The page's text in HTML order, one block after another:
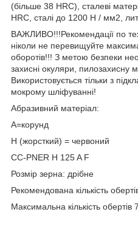
(більше 38 HRC), сталеві
HRC, сталі до 1200 Н / мм2,
ВАЖЛИВО!!!Рекомендації по
ніколи не перевищуйте
оборотів!!! З метою безпеки
захисні окуляри, пилозахисну
Використовується тільки з
мокрому шліфуванні!
Абразивний матеріал:
A=корунд
Н (жорсткий) = червоний
CC-PNER H 125 A F
Розмір зерна: дрібне
Рекомендована кількість
Максимальна кількість обертів